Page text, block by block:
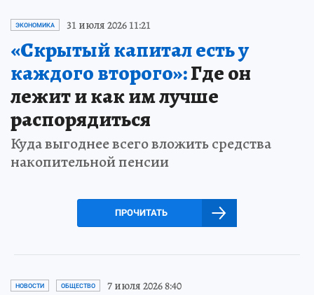
ЭКОНОМИКА 31 июля 2026 11:21
«Скрытый капитал есть у
каждого второго»:Где он
лежит и как им лучше
распорядиться
Куда выгоднее всего вложить средства
накопительной пенсии
ПРОЧИТАТЬ
НОВОСТИ ОБЩЕСТВО 7 июля 2026 8:40